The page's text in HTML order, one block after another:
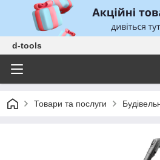
d-tools
Товари та послуги